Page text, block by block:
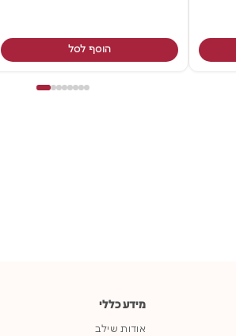
הוסף לסל
מידע כללי
אודות שילב